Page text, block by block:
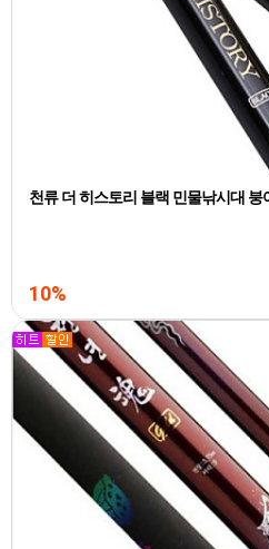
천류 더 히스토리 블랙 민물낚시대 붕
10%